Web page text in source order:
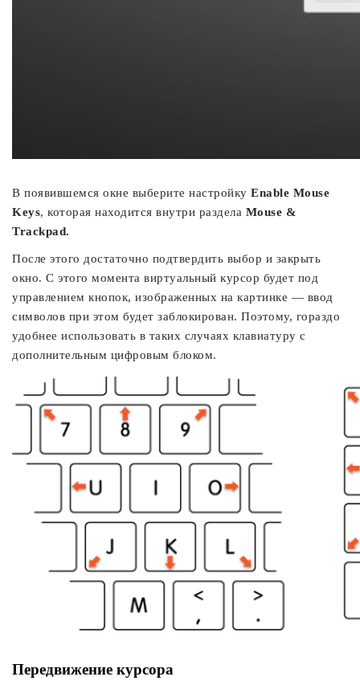
В появившемся окне выберите настройку Enable Mouse
Keys, которая находится внутри раздела Mouse &
Trackpad.
После этого достаточно подтвердить выбор и закрыть
окно. С этого момента виртуальный курсор будет под
управлением кнопок, изображенных на картинке — ввод
символов при этом будет заблокирован. Поэтому, гораздо
удобнее использовать в таких случаях клавиатуру с
дополнительным цифровым блоком.
Передвижение курсора